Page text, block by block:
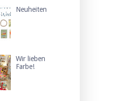
Neuheiten
Wir lieben
Farbe!